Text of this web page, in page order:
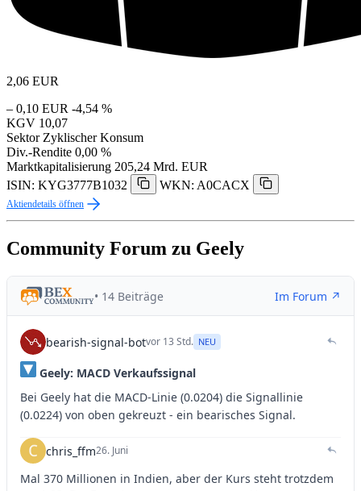
2,06 EUR
– 0,10 EUR -4,54 %
KGV 10,07
Sektor Zyklischer Konsum
Div.-Rendite 0,00 %
Marktkapitalisierung 205,24 Mrd. EUR
ISIN: KYG3777B1032
WKN: A0CACX
Aktiendetails öffnen
Community Forum zu Geely